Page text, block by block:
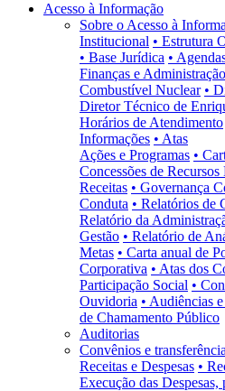
Acesso à Informação
Sobre o Acesso à
Institucional • Estrutura
• Base Jurídica •
Finanças e Administração
Combustível Nuclear •
Diretor Técnico de
Horários de Atendimento
Informações • Atas
Ações e Programas •
Concessões de
Receitas • Governança
Conduta • Relatórios de
Relatório da
Gestão • Relatório de
Metas • Carta anual de
Corporativa • Atas dos
Participação Social •
Ouvidoria • Audiências
de Chamamento Público
Auditorias
Convênios e
Receitas e Despesas •
Execução das